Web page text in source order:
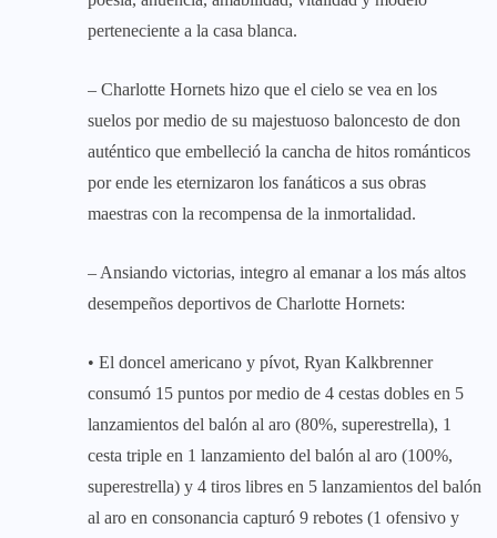
perteneciente a la casa blanca.
– Charlotte Hornets hizo que el cielo se vea en los
suelos por medio de su majestuoso baloncesto de don
auténtico que embelleció la cancha de hitos románticos
por ende les eternizaron los fanáticos a sus obras
maestras con la recompensa de la inmortalidad.
– Ansiando victorias, integro al emanar a los más altos
desempeños deportivos de Charlotte Hornets:
• El doncel americano y pívot, Ryan Kalkbrenner
consumó 15 puntos por medio de 4 cestas dobles en 5
lanzamientos del balón al aro (80%, superestrella), 1
cesta triple en 1 lanzamiento del balón al aro (100%,
superestrella) y 4 tiros libres en 5 lanzamientos del balón
al aro en consonancia capturó 9 rebotes (1 ofensivo y